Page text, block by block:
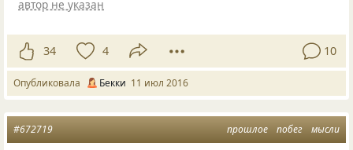
автор не указан
34 4 10
Опубликовала Бекки 11 июл 2016
прошлое побег мысли
#672719